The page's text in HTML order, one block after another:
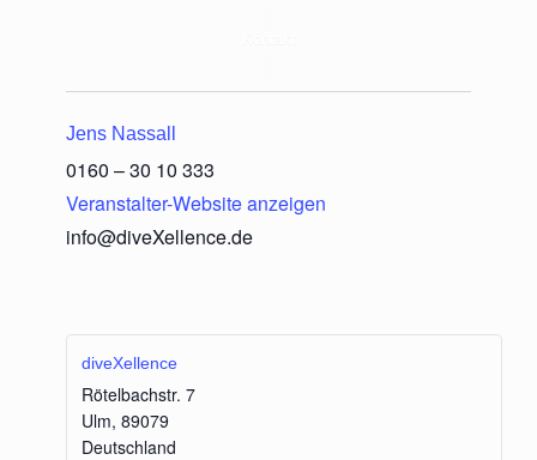
Jens Nassall
0160 – 30 10 333
Veranstalter-Website anzeigen
info@diveXellence.de
diveXellence
Rötelbachstr. 7
Ulm, 89079
Deutschland